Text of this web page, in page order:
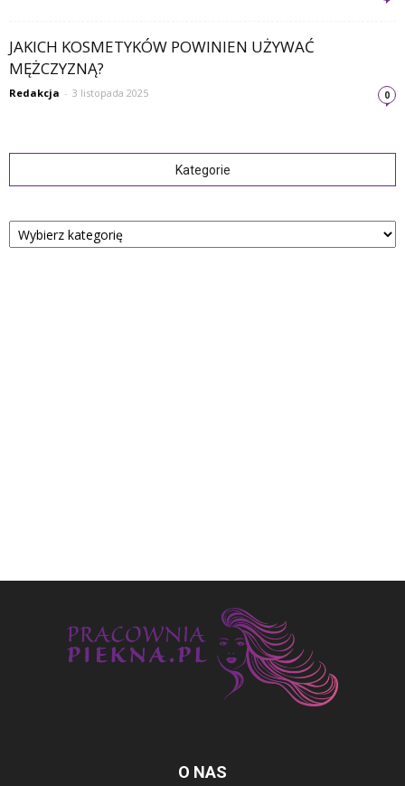
JAKICH KOSMETYKÓW POWINIEN UŻYWAĆ
MĘŻCZYZNĄ?
Redakcja - 3 listopada 2025 0
Kategorie
Kategorie
O NAS